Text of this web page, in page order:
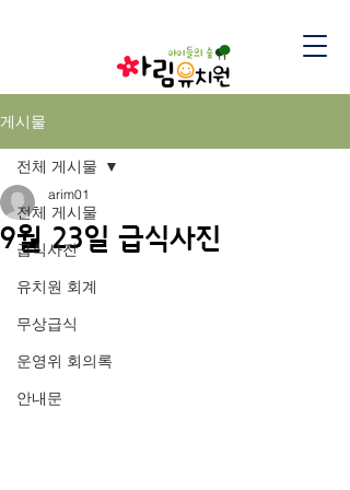
게시물
전체 게시물
급식사진
유치원 회계
무상급식
운영위 회의록
안내문
전체 게시물
9월 23일 급식사진
arim01